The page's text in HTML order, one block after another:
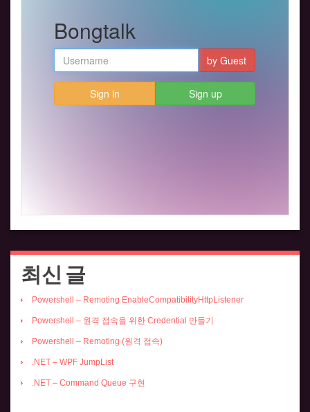
최신 글
Powershell – Remoting EnableCompatibilityHttpListener
Powershell – 원격 접속을 위한 Credential 만들기
Powershell – Remoting (원격 접속)
.NET – WPF JumpList
.NET – Command Queue 구현